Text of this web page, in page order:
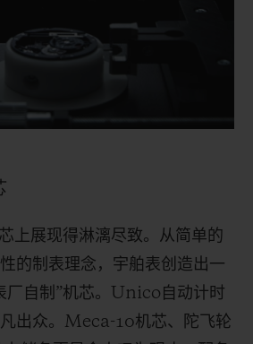
上展现得淋漓尽致。从简单的
的制表理念，宇舶表创造出一
自制”机芯。 Unico 自动计时
出众。 Meca-10机芯、陀飞轮